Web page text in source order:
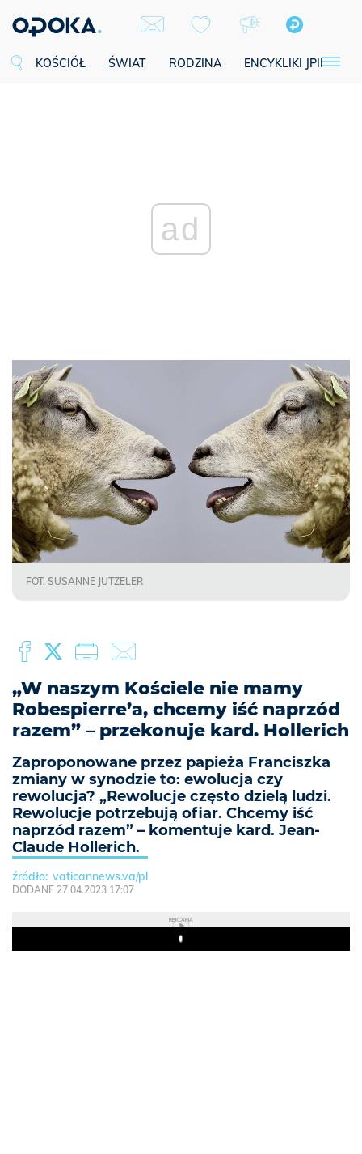
KOŚCIÓŁ ŚWIAT RODZINA ENCYKLIKI JPII
ad
FOT. SUSANNE JUTZELER
„W naszym Kościele nie mamy
Robespierre’a, chcemy iść naprzód
razem” – przekonuje kard. Hollerich
Zaproponowane przez papieża Franciszka
zmiany w synodzie to: ewolucja czy
rewolucja? „Rewolucje często dzielą ludzi.
Rewolucje potrzebują ofiar. Chcemy iść
naprzód razem” – komentuje kard. Jean-
Claude Hollerich.
vaticannews.va/pl
DODANE 27.04.2023 17:07
REKLAMA
Play